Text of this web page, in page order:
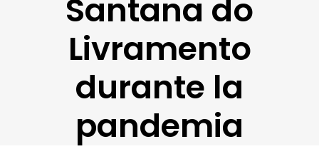
Santana do
Livramento
durante la
pandemia